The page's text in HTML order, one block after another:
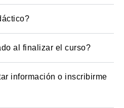
al finalizar el curso?
información o inscribirme